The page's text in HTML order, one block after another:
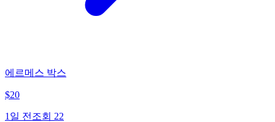
에르메스 박스
$20
1일 전 조회 22